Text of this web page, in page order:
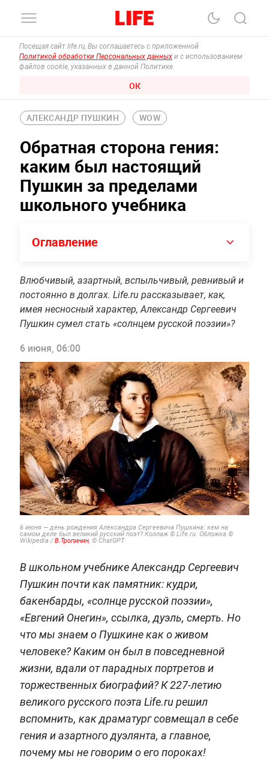
Посещая сайт life.ru, Вы соглашаетесь с приложенной
Политикой обработки Персональных данных и с использованием
файлов cookie, указанных в данной Политике.
ОК
АЛЕКСАНДР ПУШКИН WOW
Обратная сторона гения:
каким был настоящий
Пушкин за пределами
школьного учебника
Оглавление
Влюбчивый, азартный, вспыльчивый, ревнивый и
постоянно в долгах. Life.ru рассказывает, как,
имея несносный характер, Александр Сергеевич
Пушкин сумел стать «солнцем русской поэзии»?
6 июня, 06:00
6 июня — день рождения Александра Сергеевича Пушкина: кем на
самом деле был великий русский поэт? Коллаж © Life.ru. Обложка ©
Wikipedia /В.Тропинин, © ChatGPT
В школьном учебнике Александр Сергеевич
Пушкин почти как памятник: кудри,
бакенбарды, «солнце русской поэзии»,
«Евгений Онегин», ссылка, дуэль, смерть. Но
что мы знаем о Пушкине как о живом
человеке? Каким он был в повседневной
жизни, вдали от парадных портретов и
торжественных биографий? К 227-летию
великого русского поэта Life.ru решил
вспомнить, как драматург совмещал в себе
гения и азартного дуэлянта, а главное,
почему мы не говорим о его пороках!